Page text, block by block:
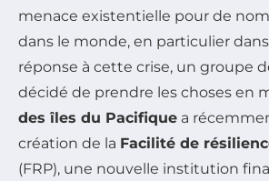
menace existentielle pour de
dans le monde, en particulier
réponse à cette crise, un groupe
décidé de prendre les choses en
des îles du Pacifique a
création de la Facilité de
(FRP), une nouvelle institution